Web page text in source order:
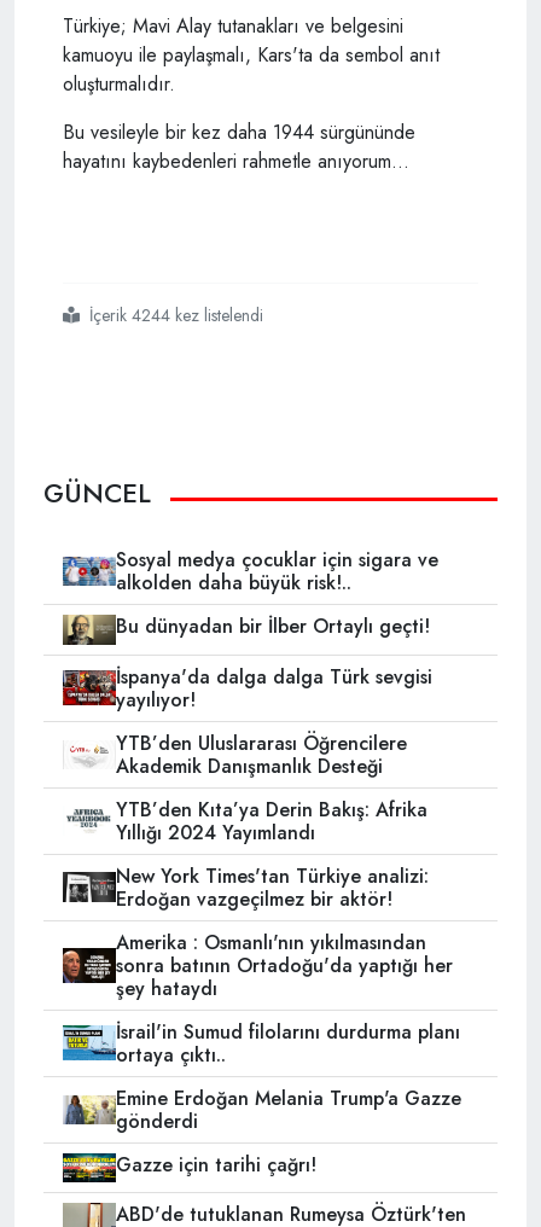
Türkiye; Mavi Alay tutanakları ve belgesini
kamuoyu ile paylaşmalı, Kars'ta da sembol anıt
oluşturmalıdır.
Bu vesileyle bir kez daha 1944 sürgününde
hayatını kaybedenleri rahmetle anıyorum…
#mavi
#alay
#katliamını
#biliyor
#musunuz
İçerik 4244 kez listelendi
GÜNCEL
Sosyal medya çocuklar için sigara ve
alkolden daha büyük risk!..
Bu dünyadan bir İlber Ortaylı geçti!
İspanya'da dalga dalga Türk sevgisi
yayılıyor!
YTB’den Uluslararası Öğrencilere
Akademik Danışmanlık Desteği
YTB’den Kıta’ya Derin Bakış: Afrika
Yıllığı 2024 Yayımlandı
New York Times'tan Türkiye analizi:
Erdoğan vazgeçilmez bir aktör!
Amerika : Osmanlı'nın yıkılmasından
sonra batının Ortadoğu'da yaptığı her
şey hataydı
İsrail'in Sumud filolarını durdurma planı
ortaya çıktı..
Emine Erdoğan Melania Trump'a Gazze
gönderdi
Gazze için tarihi çağrı!
ABD'de tutuklanan Rumeysa Öztürk'ten